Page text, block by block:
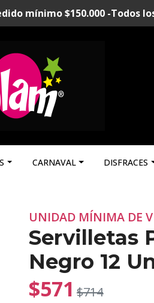
mínimo $150.000 -Todos
CARNAVAL DISFRACES
UNIDAD MÍNIMA DE
Servilletas
Negro 12
$571 $714